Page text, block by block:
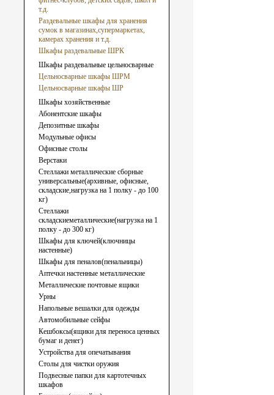
т.д.
Раздевальные шкафы для хранения
сумок в магазинах,супермаркетах,
камерах хранения и т.д.
Шкафы раздевальные ШРК
Шкафы раздевальные цельносварные
Цельносварные шкафы ШРМ
Цельносварные шкафы ШР
Шкафы хозяйственные
Абонентские шкафы
Депозитные шкафы
Модульные офисы
Офисные столы
Верстаки
Стеллажи металлические сборные
универсальные(архивные, офисные,
складские,нагрузка на 1 полку - до 100
кг)
Стеллажи
складскиеметаллические(нагрузка на 1
полку - до 300 кг)
Шкафы для ключей(ключницы
настенные)
Шкафы для пеналов(пенальницы)
Аптечки настенные металлические
Металлические почтовые ящики
Урны
Напольные вешалки для одежды
Автомобильные сейфы
Кешбоксы(ящики для переноса ценных
бумаг и денег)
Устройства для опечатывания
Столы для чистки оружия
Подвесные папки для картотечных
шкафов